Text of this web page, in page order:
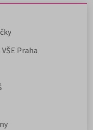
Praha